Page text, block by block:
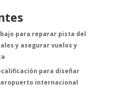
para reparar pista del
y asegurar vuelos y
para diseñar
internacional